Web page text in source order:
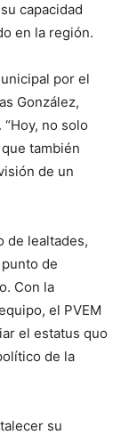
capacidad
en la región.
por el
González,
no solo
también
de un
de lealtades,
de
Con la
el PVEM
el estatus quo
de la
su